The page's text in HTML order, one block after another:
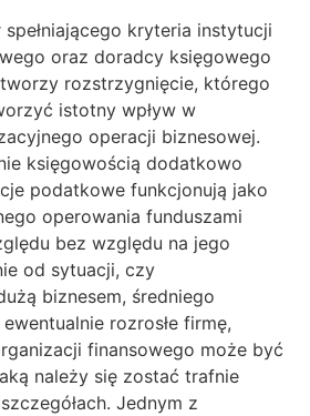
spełniającego kryteria instytucji
oraz doradcy księgowego
tworzy rozstrzygnięcie, którego
istotny wpływ w
operacji biznesowej.
księgowością dodatkowo
podatkowe funkcjonują jako
operowania funduszami
bez względu na jego
od sytuacji, czy
biznesem, średniego
rozrosłe firmę,
finansowego może być
należy się zostać trafnie
Jednym z